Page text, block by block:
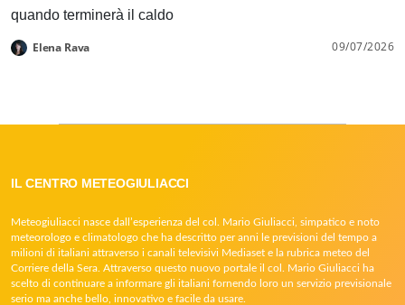
quando terminerà il caldo
Elena Rava 09/07/2026
IL CENTRO METEOGIULIACCI
Meteogiuliacci nasce dall’esperienza del col. Mario Giuliacci, simpatico e noto
meteorologo e climatologo che ha descritto per anni le previsioni del tempo a
milioni di italiani attraverso i canali televisivi Mediaset e la rubrica meteo del
Corriere della Sera. Attraverso questo nuovo portale il col. Mario Giuliacci ha
scelto di continuare a informare gli italiani fornendo loro un servizio previsionale
serio ma anche bello, innovativo e facile da usare.